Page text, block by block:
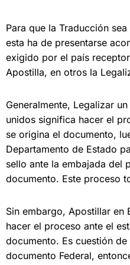
Para que la Traducción
esta ha de presentarse
exigido por el país
Apostilla, en otros la
Generalmente, Legalizar
unidos significa hacer el
se origina el documento,
Departamento de Estado
sello ante la embajada del
documento. Este proceso
Sin embargo, Apostillar en
hacer el proceso ante el
documento. Es cuestión
documento Federal,